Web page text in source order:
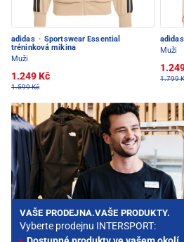
adidas · Sportswear Essential
tréninková mikina
Muži
1.249 Kč
1.599 Kč
adidas
Muži
1.799
VAŠE PRODEJNA.VAŠE PRODUKTY.
Vyberte prodejnu INTERSPORT: